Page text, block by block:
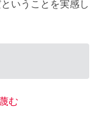
いうことを実感し
む